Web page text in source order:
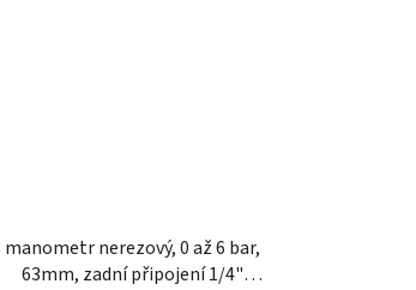
manometr nerezový, 0 až 6 bar,
63mm, zadní připojení 1/4"